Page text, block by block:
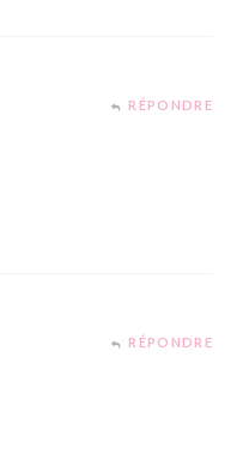
RÉPONDRE
RÉPONDRE